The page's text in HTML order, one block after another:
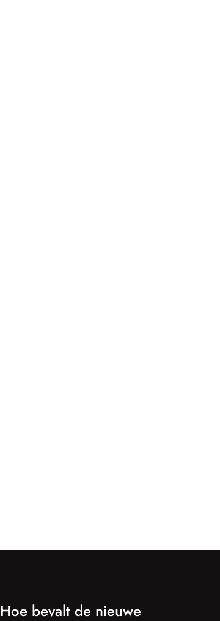
Hoe bevalt de nieuwe